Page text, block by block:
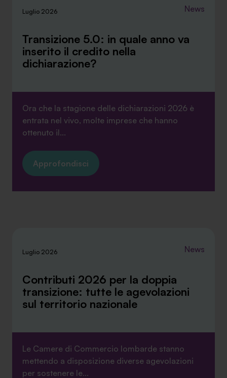
Luglio 2026 News
Transizione 5.0: in quale anno va
inserito il credito nella
dichiarazione?
Ora che la stagione delle dichiarazioni 2026 è
entrata nel vivo, molte imprese che hanno
ottenuto il...
Approfondisci
Luglio 2026 News
Contributi 2026 per la doppia
transizione: tutte le agevolazioni
sul territorio nazionale
Le Camere di Commercio lombarde stanno
mettendo a disposizione diverse agevolazioni
per sostenere le...